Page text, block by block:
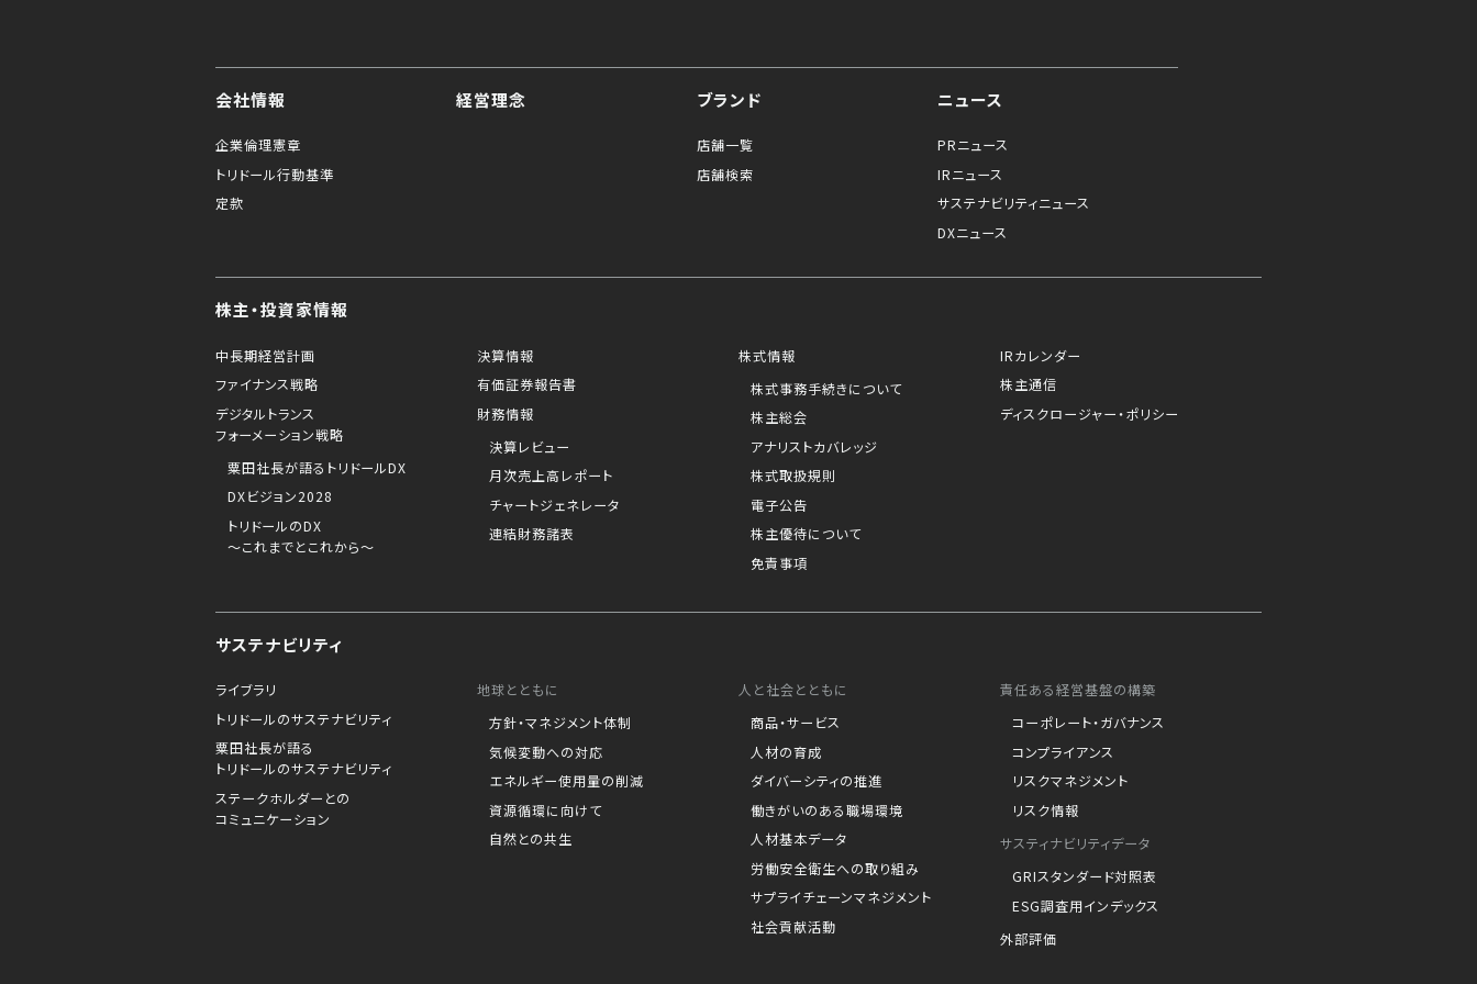
会社情報
企業倫理憲章
トリドール行動基準
定款
経営理念 ブランド
店舗一覧
店舗検索
ニュース
PRニュース
IRニュース
サステナビリティニュース
DXニュース
株主・投資家情報
中長期経営計画
ファイナンス戦略
デジタルトランス
フォーメーション戦略
粟田社長が語るトリドールDX
DXビジョン2028
トリドールのDX
～これまでとこれから～
決算情報
有価証券報告書
財務情報
決算レビュー
月次売上高レポート
チャートジェネレータ
連結財務諸表
株式情報
株式事務手続きについて
株主総会
アナリストカバレッジ
株式取扱規則
電子公告
株主優待について
免責事項
IRカレンダー
株主通信
ディスクロージャー・ポリシー
サステナビリティ
ライブラリ
トリドールのサステナビリティ
粟田社長が語る
トリドールのサステナビリティ
ステークホルダーとの
コミュニケーション
地球とともに
方針・マネジメント体制
気候変動への対応
エネルギー使用量の削減
資源循環に向けて
自然との共生
人と社会とともに
商品・サービス
人材の育成
ダイバーシティの推進
働きがいのある職場環境
人材基本データ
労働安全衛生への取り組み
サプライチェーンマネジメント
社会貢献活動
責任ある経営基盤の構築
コーポレート・ガバナンス
コンプライアンス
リスクマネジメント
リスク情報
サスティナビリティデータ
GRIスタンダード対照表
ESG調査用インデックス
外部評価